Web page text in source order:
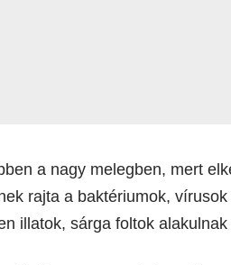
a nagy melegben, mert
rajta a baktériumok,
illatok, sárga foltok alakulnak